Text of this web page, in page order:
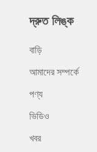
দ্রুত লিঙ্ক
বাড়ি
আমাদের সম্পর্কে
পণ্য
ভিডিও
খবর